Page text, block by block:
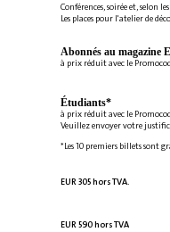
Conférences, soirée et, selon
Les places pour l'atelier de
Abonnés au magazine
à prix réduit avec le
Étudiants*
à prix réduit avec le
Veuillez envoyer votre
*Les 10 premiers billets sont
EUR 305 hors TVA.
EUR 590 hors TVA